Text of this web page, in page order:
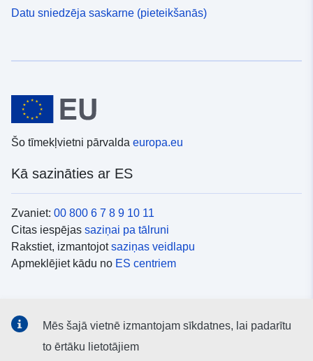
Datu sniedzēja saskarne (pieteikšanās)
Šo tīmekļvietni pārvalda europa.eu
Kā sazināties ar ES
Zvaniet: 00 800 6 7 8 9 10 11
Citas iespējas saziņai pa tālruni
Rakstiet, izmantojotsaziņas veidlapu
Apmeklējiet kādu no ES centriem
ES kontisociālajos medijos
Mēs šajā vietnē izmantojam sīkdatnes, lai padarītu
to ērtāku lietotājiem